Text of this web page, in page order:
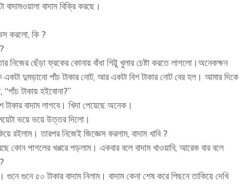
বাদাম বিক্রি করছে।
করলো, কি ?
নিজের ছেঁড়া ফ্রকের কোনায় বাঁধা গিট্টু খুলার চেষ্টা করতে লাগলো।অনেকক্ষন
একটা দুমড়ানো পাঁচ টাকার নোট, আর একটা বিশ টাকার নোট বের হল। আমার দিকে
“পাঁচ টাকায় হইবোনা?”
বাদাম লাগবে। খিদা পেয়েছে অনেক।
ভয়ে ভয়ে উত্তর দিলো।
রইলাম। তারপর নিজেই জিজ্ঞেস করলাম, বাদাম খাবি ?
কোন পাগলের খপ্পরে পড়লাম। একবার বলে বাদাম খাওয়াবি, আরেক বার বলে
গুনে ৫০ টাকার বাদাম নিলাম। বাদাম কেনা শেষ করে পিছনে তাকিয়ে দেখি